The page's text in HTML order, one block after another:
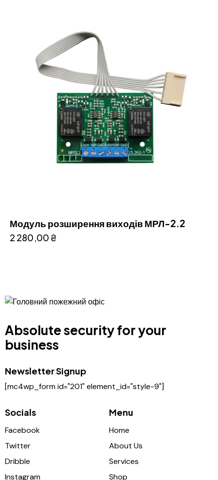
Модуль розширення виходів МРЛ-2.2
2 280,00₴
Absolute security for your
business
Newsletter Signup
[mc4wp_form id="201" element_id="style-9"]
Socials
Facebook
Twitter
Dribble
Instagram
Menu
Home
About Us
Services
Shop